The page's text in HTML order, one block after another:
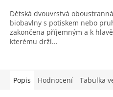
Dětská dvouvrstvá
biobavlny s potiskem nebo
zakončena příjemným a k
kterému drží...
Popis Hodnocení Tabulka